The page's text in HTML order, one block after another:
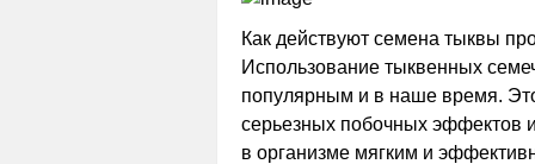
Как действуют семена тыквы
Использование тыквенных
популярным и в наше время.
серьезных побочных эффектов
в организме мягким и